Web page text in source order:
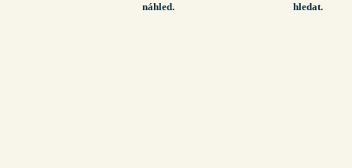
náhled. hledat.